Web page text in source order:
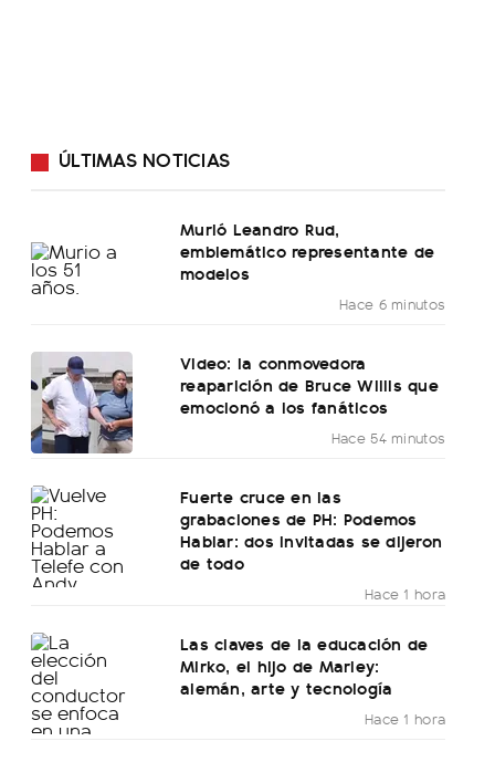
ÚLTIMAS NOTICIAS
Murió Leandro Rud,
emblemático representante de
modelos
Hace 6 minutos
Video: la conmovedora
reaparición de Bruce Willis que
emocionó a los fanáticos
Hace 54 minutos
Fuerte cruce en las
grabaciones de PH: Podemos
Hablar: dos invitadas se dijeron
de todo
Hace 1 hora
Las claves de la educación de
Mirko, el hijo de Marley:
alemán, arte y tecnología
Hace 1 hora